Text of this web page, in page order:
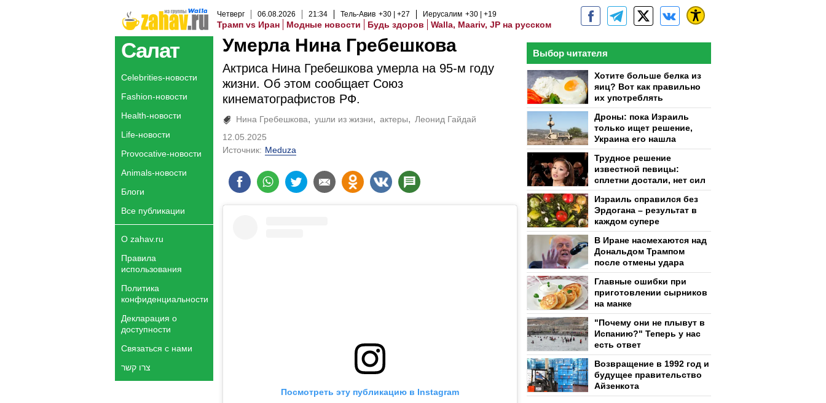
Четверг 06.08.2026 21:34 Тель-Авив +30 +27 Иерусалим +30 +19
Трамп vs Иран Модные новости Будь здоров Walla, Maariv, JP на русском
Салат
Celebrities-новости
Fashion-новости
Health-новости
Life-новости
Provocative-новости
Animals-новости
Блоги
Все публикации
О zahav.ru
Правила
использования
Политика
конфиденциальности
Декларация о
доступности
Связаться с нами
צרו קשר
Умерла Нина Гребешкова
Актриса Нина Гребешкова умерла на 95-м году
жизни. Об этом сообщает Союз
кинематографистов РФ.
Нина Гребешкова ушли из жизни актеры
Леонид Гайдай
12.05.2025
Источник: Meduza
Посмотреть эту публикацию в Instagram
Выбор читателя
Хотите больше белка из
яиц? Вот как правильно
их употреблять
Дроны: пока Израиль
только ищет решение,
Украина его нашла
Трудное решение
известной певицы:
сплетни достали, нет сил
Израиль справился без
Эрдогана – результат в
каждом супере
В Иране насмехаются над
Дональдом Трампом
после отмены удара
Главные ошибки при
приготовлении сырников
на манке
"Почему они не плывут в
Испанию?" Теперь у нас
есть ответ
Возвращение в 1992 год и
будущее правительство
Айзенкота